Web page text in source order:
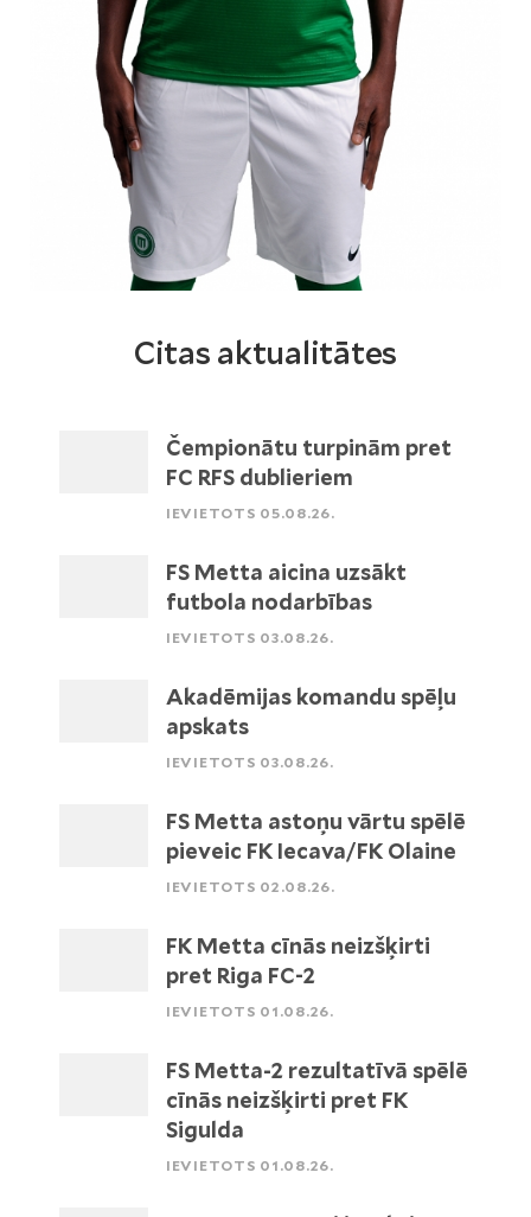
Citas aktualitātes
Čempionātu turpinām pret
FC RFS dublieriem
IEVIETOTS 05.08.26.
FS Metta aicina uzsākt
futbola nodarbības
IEVIETOTS 03.08.26.
Akadēmijas komandu spēļu
apskats
IEVIETOTS 03.08.26.
FS Metta astoņu vārtu spēlē
pieveic FK Iecava/FK Olaine
IEVIETOTS 02.08.26.
FK Metta cīnās neizšķirti
pret Riga FC-2
IEVIETOTS 01.08.26.
FS Metta-2 rezultatīvā spēlē
cīnās neizšķirti pret FK
Sigulda
IEVIETOTS 01.08.26.